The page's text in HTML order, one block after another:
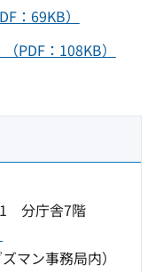
：69KB）
PDF：108KB）
1 分庁舎7階
マン事務局内）